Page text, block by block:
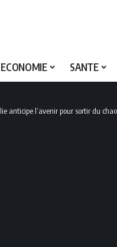
ECONOMIE SANTE
anticipe l’avenir pour sortir du